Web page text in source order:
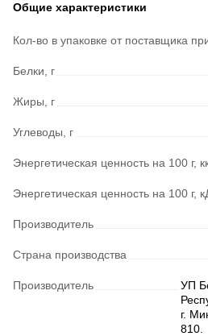
Общие характеристики
Кол-во в упаковке от поставщика
Белки, г
Жиры, г
Углеводы, г
Энергетическая ценность на 100 г,
Энергетическая ценность на 100 г,
Производитель
Страна производства
Производитель
УП
г.
810.